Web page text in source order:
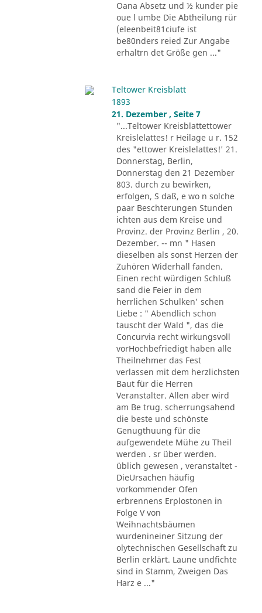
Oana Absetz und ½ kunder pie
oue l umbe Die Abtheilung rür
(eleenbeit81ciufe ist
be80nders reied Zur Angabe
erhaltrn det Größe gen ..."
Teltower Kreisblatt
1893
21. Dezember , Seite 7
"...Teltower Kreisblattettower
Kreislelattes! r Heilage u r. 152
des "ettower Kreislelattes!' 21.
Donnerstag, Berlin,
Donnerstag den 21 Dezember
803. durch zu bewirken,
erfolgen, S daß, e wo n solche
paar Beschterungen Stunden
ichten aus dem Kreise und
Provinz. der Provinz Berlin , 20.
Dezember. -- mn " Hasen
dieselben als sonst Herzen der
Zuhören Widerhall fanden.
Einen recht würdigen Schluß
sand die Feier in dem
herrlichen Schulken' schen
Liebe : " Abendlich schon
tauscht der Wald ", das die
Concurvia recht wirkungsvoll
vorHochbefriedigt haben alle
Theilnehmer das Fest
verlassen mit dem herzlichsten
Baut für die Herren
Veranstalter. Allen aber wird
am Be trug. scherrungsahend
die beste und schönste
Genugthuung für die
aufgewendete Mühe zu Theil
werden . sr über werden.
üblich gewesen , veranstaltet -
DieUrsachen häufig
vorkommender Ofen
erbrennens Erplostonen in
Folge V von
Weihnachtsbäumen
wurdenineiner Sitzung der
olytechnischen Gesellschaft zu
Berlin erklärt. Laune undfichte
sind in Stamm, Zweigen Das
Harz e ..."